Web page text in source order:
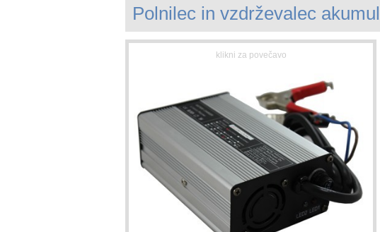
Polnilec in vzdrževalec